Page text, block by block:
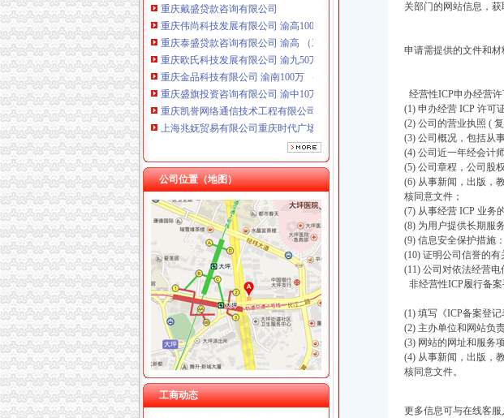
重庆伟尚科技发展有限公司 渝高100万 （工商注册）
重庆泰盛贷款咨询有限公司 渝高 （工商注册）
重庆欧氏科技发展有限公司 渝九50万 （进出口权）
重庆金品科技有限公司 渝南100万 （进出口权）
重庆盛旗投资咨询有限公司 渝中10万 （工商注册）
重庆凯誉网络通信技术工程有限公司渝中分公司 （工商注册）
上海兆妩贸易有限公司重庆时代广场分公司 渝中 （工商注册）
杭州思锐贸易有限公司重庆分公司 渝中 （工商注册）
重庆百谷农业开发有限公司 渝中650万 （注册）
公司位置（地图）
工商动态
工商动态
梁平局重拳整校园周边环境为新学期营造良好的重庆代办营业执照学习环境
璧山局拟从三个步骤积开展“3.15”重庆代办营业执照活动
渝北局重庆代办公司工商登记窗口获区行政大厅综合考核第一名
高新园局渝中区工商代办三项措施化节后烟花竹监管
市重庆代办公司局办公室四大措施推进信访工作
国家工商总局渝中区工商代办检查组检查大足局行政执法工作
市渝中区代办公司委市领导对全市工商行政管理工作作出重要批示
潼南局双江所通过市重庆代办营业执照级精文明单位复评
全市渝中区代办公司工商系统基层建设工作呈现五大点
九龙坡分局渝中区代办营业执照加案件监督显成效
关部门的网站信息，
申请需提供的文件和材
经营性ICP申办经营
(1) 申办经营 ICP 许可
(2) 公司的营业执照 (
(3) 公司概况，包括从
(4) 公司近一年经会计
(5) 公司章程，公司股
(6) 从事新闻，出版，
核同意文件；
(7) 从事经营 ICP 业务
(8) 为用户提供长期服
(9) 信息安全保护措施
(10) 证明公司信誉的有
(11) 公司对依法经营电
非经营性ICP履行备
(1) 填写《ICP备案登记
(2) 主办单位和网站负
(3) 网站的网址和服务
(4) 从事新闻，出版，
核同意文件。
更多信息可与在线客服